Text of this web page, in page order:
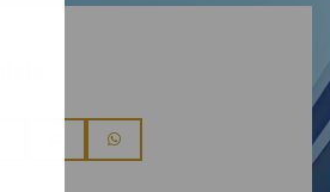
via
Share
via